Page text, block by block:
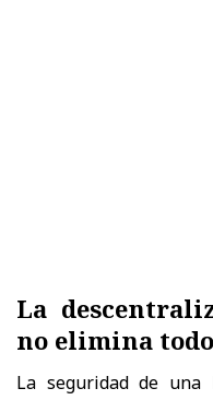
La
no elimina
La seguridad de una